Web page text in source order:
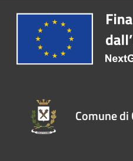
Comune